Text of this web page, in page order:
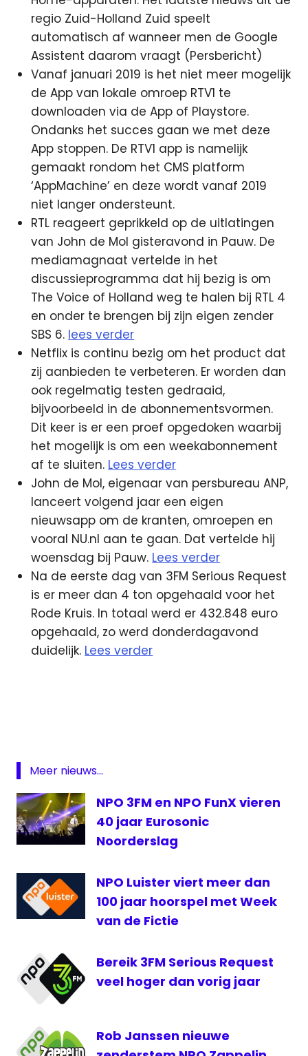
regio Zuid-Holland Zuid speelt
automatisch af wanneer men de Google
Assistent daarom vraagt (Persbericht)
Vanaf januari 2019 is het niet meer mogelijk
de App van lokale omroep RTV1 te
downloaden via de App of Playstore.
Ondanks het succes gaan we met deze
App stoppen. De RTV1 app is namelijk
gemaakt rondom het CMS platform
‘AppMachine’ en deze wordt vanaf 2019
niet langer ondersteunt.
RTL reageert geprikkeld op de uitlatingen
van John de Mol gisteravond in Pauw. De
mediamagnaat vertelde in het
discussieprogramma dat hij bezig is om
The Voice of Holland weg te halen bij RTL 4
en onder te brengen bij zijn eigen zender
SBS 6. lees verder
Netflix is continu bezig om het product dat
zij aanbieden te verbeteren. Er worden dan
ook regelmatig testen gedraaid,
bijvoorbeeld in de abonnementsvormen.
Dit keer is er een proef opgedoken waarbij
het mogelijk is om een weekabonnement
af te sluiten. Lees verder
John de Mol, eigenaar van persbureau ANP,
lanceert volgend jaar een eigen
nieuwsapp om de kranten, omroepen en
vooral NU.nl aan te gaan. Dat vertelde hij
woensdag bij Pauw. Lees verder
Na de eerste dag van 3FM Serious Request
is er meer dan 4 ton opgehaald voor het
Rode Kruis. In totaal werd er 432.848 euro
opgehaald, zo werd donderdagavond
duidelijk. Lees verder
Netflix
Radio
Rijnmond
RTV1
Sublime
Meer nieuws...
NPO 3FM en NPO FunX vieren
40 jaar Eurosonic
Noorderslag
NPO Luister viert meer dan
100 jaar hoorspel met Week
van de Fictie
Bereik 3FM Serious Request
veel hoger dan vorig jaar
Rob Janssen nieuwe